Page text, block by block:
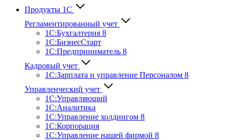
Продукты 1С
Регламентированный учет
1C:Бухгалтерия 8
1С:БизнесСтарт
1C:Предприниматель 8
Кадровый учет
1С:Зарплата и управление Персона­лом 8
Управленческий учет
1С:Управляющий
1С:Аналитика
1С:Управление холдингом 8
1С:Корпорация
1С:Управление нашей фирмой 8